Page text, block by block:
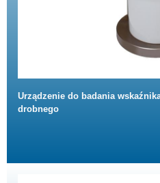
Urządzenie do badania
drobnego